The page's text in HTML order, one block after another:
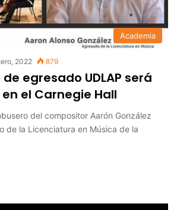
Academia
2022 879
egresado UDLAP será
el Carnegie Hall
del compositor Aarón González
de la Licenciatura en Música de la